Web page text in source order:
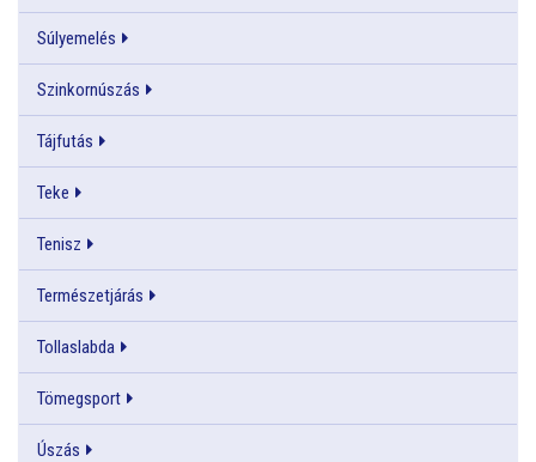
Súlyemelés
Szinkornúszás
Tájfutás
Teke
Tenisz
Természetjárás
Tollaslabda
Tömegsport
Úszás